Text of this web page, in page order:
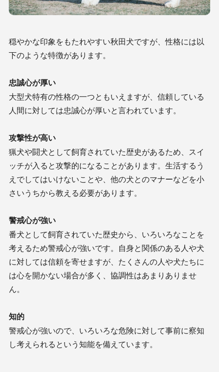
穏やかな印象をもたれやすい秋田犬ですが、性格には以
下のような特徴があります。
忠誠心が厚い
大型犬特有の性格の一つともいえますが、信頼している
人間に対しては忠誠心が厚いと言われています。
攻撃性が高い
猟犬や闘犬として飼育されていた歴史があるため、スイ
ッチが入ると攻撃的になることがあります。生活するう
えでしてはいけないことや、他の犬とのマナーなどを小
さいうちから教える必要があります。
警戒心が強い
番犬として飼育されていた歴史から、いろいろなことを
考えるため警戒心が強いです。自身と関係のある人や犬
に対しては信頼を寄せますが、たくさんの人や犬たちに
は心を開かない場合が多く、協調性はあまりありませ
ん。
知的
警戒心が強いので、いろいろな危険に対して事前に察知
し考えられるという知能を備えています。